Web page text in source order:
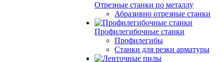
Отрезные станки по металлу
Абразивно отрезные станки
Профилегибочные станки
Профилегибы
Станки для резки арматуры